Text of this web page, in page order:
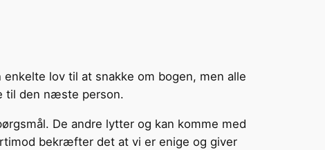
lov til at snakke om bogen, men alle
til den næste person.
De andre lytter og kan komme med
bekræfter det at vi er enige og giver